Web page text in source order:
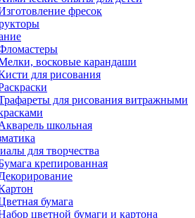
фресок
восковые карандаши
для рисования
для рисования витражными
школьная
для творчества
крепированная
бумага
цветной бумаги и картона